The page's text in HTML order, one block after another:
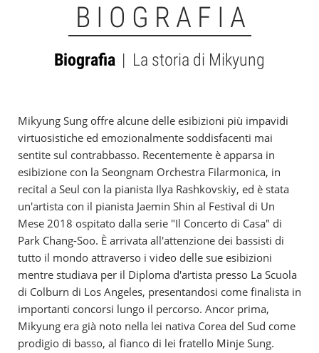
BIOGRAFIA
SUBMENU
ABOUT
Biografia La storia di Mikyung
Mikyung Sung offre alcune delle esibizioni più impavidi
virtuosistiche ed emozionalmente soddisfacenti mai
sentite sul contrabbasso. Recentemente è apparsa in
esibizione con la Seongnam Orchestra Filarmonica, in
recital a Seul con la pianista Ilya Rashkovskiy, ed è stata
un'artista con il pianista Jaemin Shin al Festival di Un
Mese 2018 ospitato dalla serie "Il Concerto di Casa" di
Park Chang-Soo. È arrivata all'attenzione dei bassisti di
tutto il mondo attraverso i video delle sue esibizioni
mentre studiava per il Diploma d'artista presso La Scuola
di Colburn di Los Angeles, presentandosi come finalista in
importanti concorsi lungo il percorso. Ancor prima,
Mikyung era già noto nella lei nativa Corea del Sud come
prodigio di basso, al fianco di lei fratello Minje Sung.